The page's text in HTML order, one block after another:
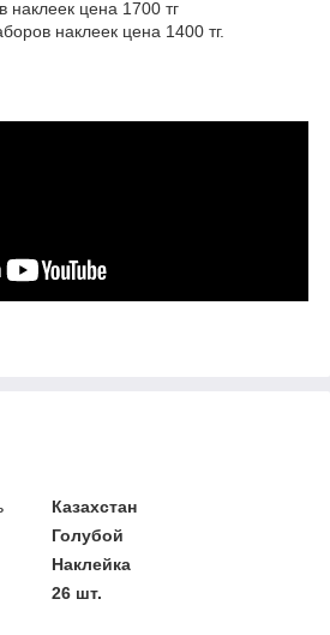
наклеек цена 1700 тг
наклеек цена 1400 тг.
Казахстан
Голубой
Наклейка
26 шт.